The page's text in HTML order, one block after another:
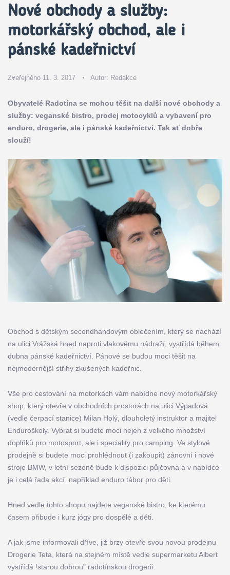
Nové obchody a služby:
motorkářský obchod, ale i
pánské kadeřnictví
Zveřejněno 11. 3. 2017 Autor: Redakce
Obyvatelé Radotína se mohou těšit na další nové obchody a
služby: veganské bistro, prodej motocyklů a vybavení pro
enduro, drogerie, ale i pánské kadeřnictví. Tak ať dobře
slouží!
Obchod s dětským secondhandovým oblečením, který se nachází
na ulici Vrážská hned naproti vlakovému nádraží, vystřídá během
dubna pánské kadeřnictví. Pánové se budou moci těšit na
nejmodernější střihy zkušených kadeřnic.
Vše pro cestování na motorkách vám nabídne nový motorkářský
shop, který otevře v obchodních prostorách na ulici Výpadová
(vedle čerpací stanice) Milan Holý, dlouholetý instruktor a majitel
Enduroškoly. Vybrat si budete moci nejen z velkého množství
doplňků pro motosport, ale i speciality pro camping. Ve stylové
prodejně si budete moci prohlédnout (i zakoupit) zánovní i nové
stroje BMW, v letní sezoně bude k dispozici půjčovna a v nabídce
je i celá řada akcí, například enduro tábor pro děti.
Hned vedle tohto shopu najdete veganské bistro, ke kterému
časem přibude i kurz jógy pro dospělé a děti.
A jak jsme informovali dříve, již brzy otevře svou novou prodejnu
Drogerie Teta, která na stejném místě vedle supermarketu Albert
vystřídá !starou dobrou" radotínskou drogerii.